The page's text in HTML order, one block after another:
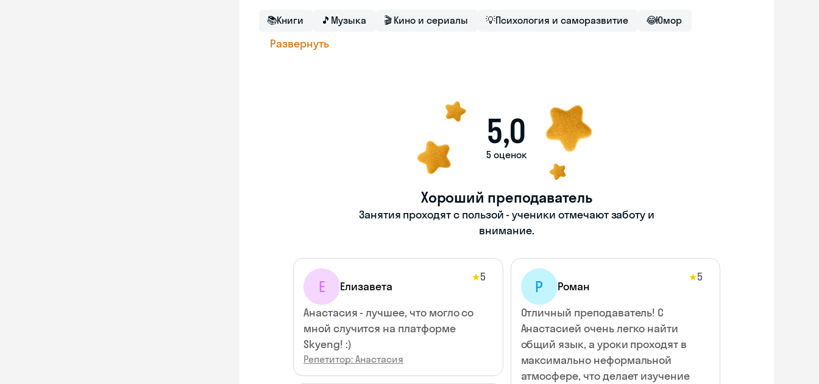
📚Книги 🎵 Музыка 🎬 Кино и сериалы 💡Психология и саморазвитие 😂Юмор
Развернуть
5,0
5 оценок
Хороший преподаватель
Занятия проходят с пользой - ученики отмечают заботу и
внимание.
Е Елизавета
★5
Анастасия - лучшее, что могло со
мной случится на платформе
Skyeng! :)
Репетитор: Анастасия
Р Роман
★5
Отличный преподаватель! С
Анастасией очень легко найти
общий язык, а уроки проходят в
максимально неформальной
атмосфере, что делает изучение